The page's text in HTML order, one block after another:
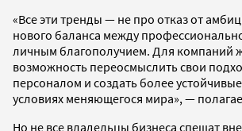
«Все эти тренды — не про отказ от
нового баланса между
личным благополучием. Для компаний
возможность переосмыслить свои
персоналом и создать более
условиях меняющегося мира», —
Но не все владельцы бизнеса спешат